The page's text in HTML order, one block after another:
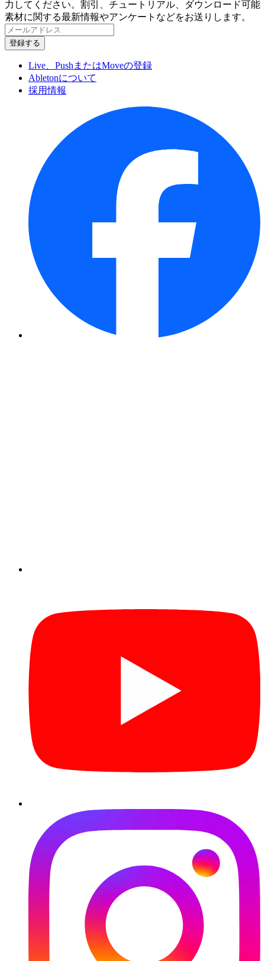
力してください。割引、チュートリアル、ダウンロード可能
素材に関する最新情報やアンケートなどをお送りします。
Live、PushまたはMoveの登録
Abletonについて
採用情報